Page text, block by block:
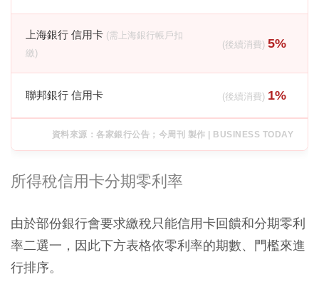
上海銀行 信用卡 (需上海銀行帳戶扣
繳)
(後續消費) 5%
聯邦銀行 信用卡 (後續消費) 1%
資料來源：各家銀行公告；今周刊 製作 | BUSINESS TODAY
所得稅信用卡分期零利率
由於部份銀行會要求繳稅只能信用卡回饋和分期零利
率二選一，因此下方表格依零利率的期數、門檻來進
行排序。